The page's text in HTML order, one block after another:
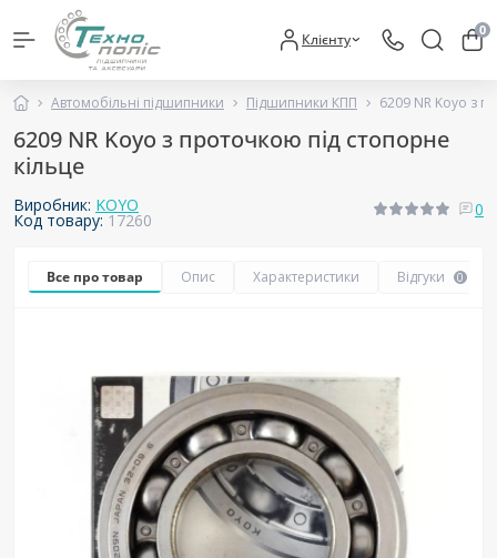
Клієнту 0
Автомобільні підшипники Підшипники КПП 6209 NR Koyo з
6209 NR Koyo з проточкою під стопорне
кільце
Виробник: KOYO
Код товару:17260
0
Все про товар Опис Характеристики Відгуки 0